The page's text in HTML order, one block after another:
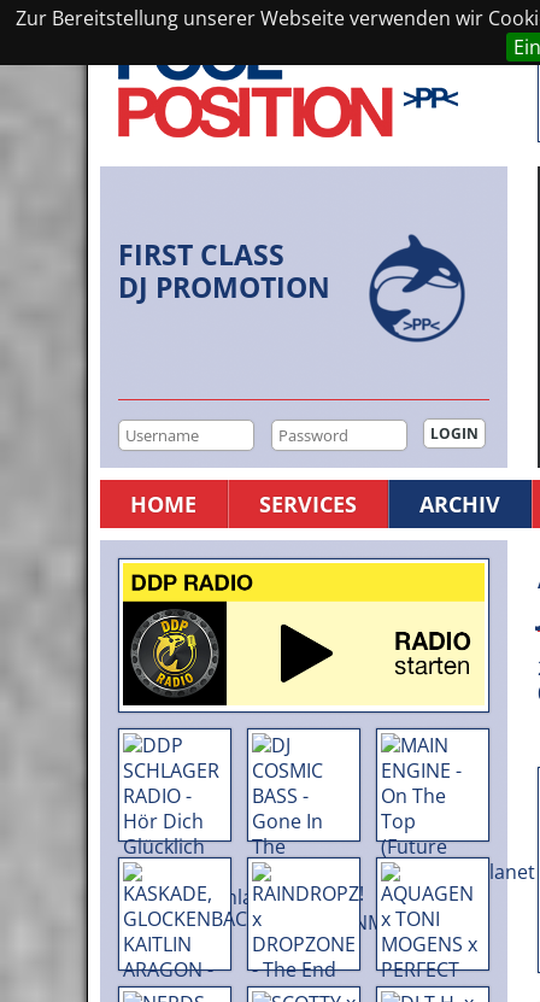
Zur Bereitstellung unserer Webseite verwenden wir
FIRST CLASS
DJ PROMOTION
HOME SERVICES ARCHIV